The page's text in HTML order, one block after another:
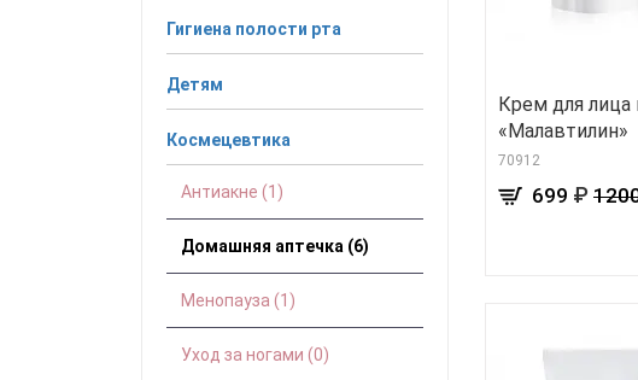
Гигиена полости рта
Детям
Космецевтика
Антиакне (1)
Домашняя аптечка (6)
Менопауза (1)
Уход за ногами (0)
Крем для лица
«Малавтилин»
70912
699 ₽